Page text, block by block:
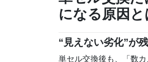
になる原因と
“見えない劣化”が
単セル交換後も、「数